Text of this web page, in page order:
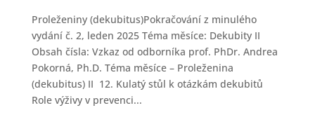
Proleženiny (dekubitus)Pokračování z minulého
vydání č. 2, leden 2025 Téma měsíce: Dekubity II
Obsah čísla: Vzkaz od odborníka prof. PhDr. Andrea
Pokorná, Ph.D. Téma měsíce – Proleženina
(dekubitus) II 12. Kulatý stůl k otázkám dekubitů
Role výživy v prevenci...